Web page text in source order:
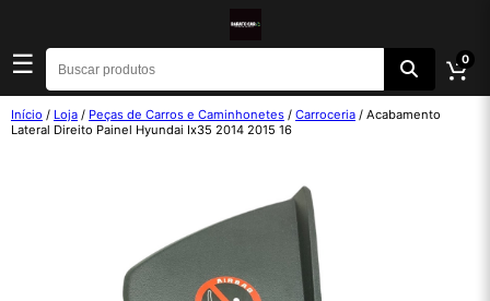
☰ 0
Início / Loja / Peças de Carros e Caminhonetes / Carroceria / Acabamento
Lateral Direito Painel Hyundai Ix35 2014 2015 16